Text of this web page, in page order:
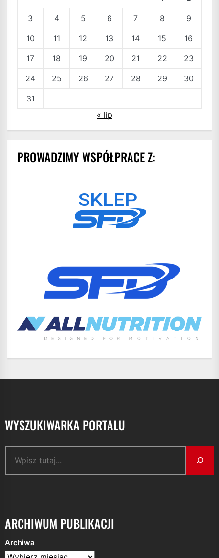
3 4 5 6 7 8 9
10 11 12 13 14 15 16
17 18 19 20 21 22 23
24 25 26 27 28 29 30
31
« lip
PROWADZIMY WSPÓŁPRACE Z:
WYSZUKIWARKA PORTALU
ARCHIWUM PUBLIKACJI
Archiwa